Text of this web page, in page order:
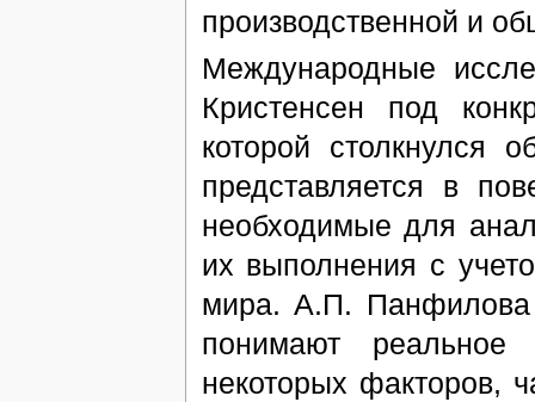
производственной и
Международные
Кристенсен под
которой столкнулся
представляется в
необходимые для
их выполнения с
мира. А.П. Панфилова
понимают
некоторых факторов,